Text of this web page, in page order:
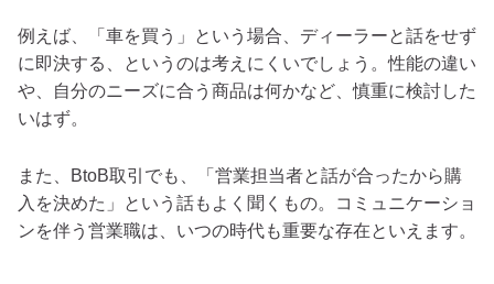
例えば、「車を買う」という場合、ディーラーと話をせず
に即決する、というのは考えにくいでしょう。性能の違い
や、自分のニーズに合う商品は何かなど、慎重に検討した
いはず。
また、BtoB取引でも、「営業担当者と話が合ったから購
入を決めた」という話もよく聞くもの。コミュニケーショ
ンを伴う営業職は、いつの時代も重要な存在といえます。